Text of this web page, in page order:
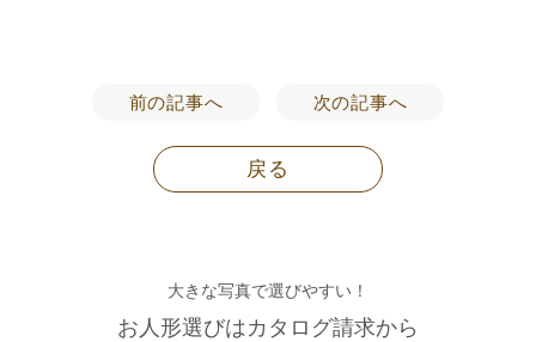
前の記事へ 次の記事へ
戻る
大きな写真で選びやすい！
お人形選びはカタログ請求から